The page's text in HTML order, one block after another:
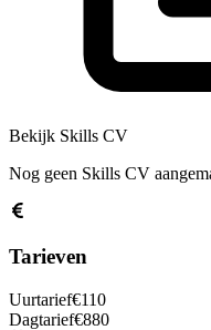
Bekijk Skills CV
Nog geen Skills CV
Tarieven
Uurtarief€110
Dagtarief€880